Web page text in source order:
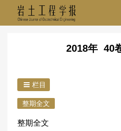
2018年 40
栏目
整期全文
整期全文